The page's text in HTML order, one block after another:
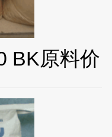
BK原料价